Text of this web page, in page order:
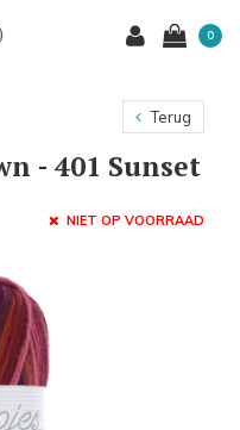
0
Terug
- 401 Sunset
NIET OP VOORRAAD